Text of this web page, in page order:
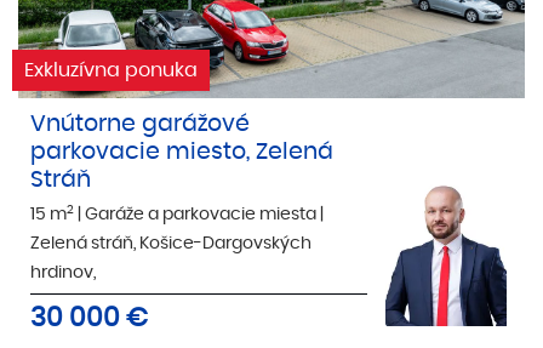
Exkluzívna ponuka
Vnútorne garážové
parkovacie miesto, Zelená
Stráň
15 m2 Garáže a parkovacie miesta
Zelená stráň, Košice-Dargovských
hrdinov,
30 000 €